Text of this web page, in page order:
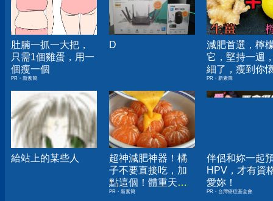
肚腩一抓一大把，
只需1個雞蛋，用一
個瘦一個
PR・新素簡
D
減肥首選，檸
它，堅持一週
細了，瘦到你
人生
PR・新素簡
給站上的某些人
超神減肥神器！橘
子不要直接吃，加
點這個！體重天天
下降
PR・新素簡
伴侶和妳一起
HPV，才有資
愛妳！
PR・台灣癌症基金會